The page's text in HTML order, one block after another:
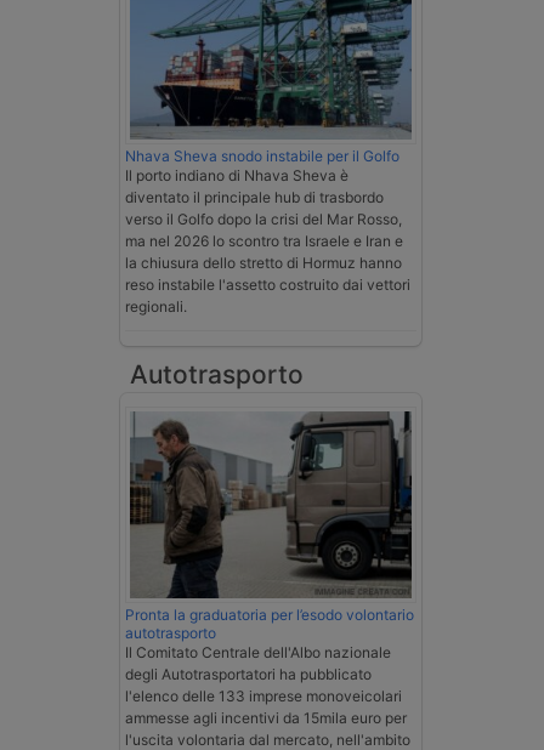
Nhava Sheva snodo instabile per il Golfo
Il porto indiano di Nhava Sheva è
diventato il principale hub di trasbordo
verso il Golfo dopo la crisi del Mar Rosso,
ma nel 2026 lo scontro tra Israele e Iran e
la chiusura dello stretto di Hormuz hanno
reso instabile l'assetto costruito dai vettori
regionali.
Autotrasporto
Pronta la graduatoria per l’esodo volontario
autotrasporto
Il Comitato Centrale dell'Albo nazionale
degli Autotrasportatori ha pubblicato
l'elenco delle 133 imprese monoveicolari
ammesse agli incentivi da 15mila euro per
l'uscita volontaria dal mercato, nell'ambito